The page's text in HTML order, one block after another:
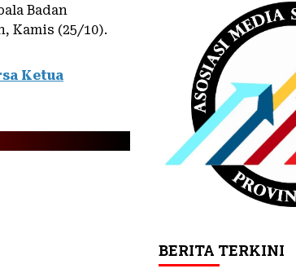
Badan
Kamis (25/10).
Ketua
BERITA TERKINI